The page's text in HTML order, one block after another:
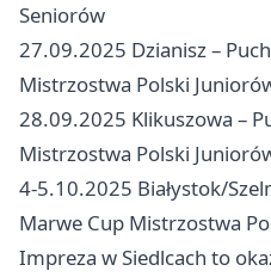
Seniorów
27.09.2025 Dzianisz –
Mistrzostwa Polski
28.09.2025 Klikuszowa –
Mistrzostwa Polski
4-5.10.2025 Białystok/
Marwe Cup Mistrzostwa
Impreza w Siedlcach to